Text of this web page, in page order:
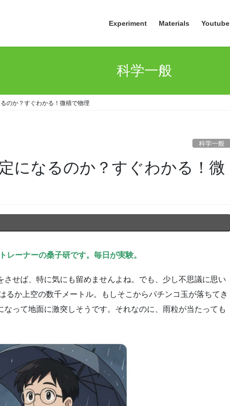
Experiment Materials Youtube
科学一般
のか？すぐわかる！微積で物理
科学一般
になるのか？すぐわかる！微
レーナーの桑子研です。毎日が実験。
させば、特に気にも留めませんよね。でも、少し不思議に思い
るか上空の数千メートル。もしそこからパチンコ玉が落ちてき
って地面に激突しそうです。それなのに、雨粒が当たっても